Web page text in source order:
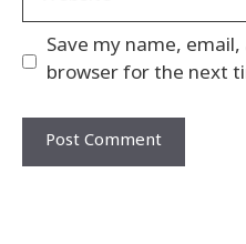
Save my name,
browser for the next